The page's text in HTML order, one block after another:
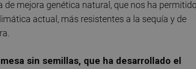
mejora genética natural, que nos ha
actual, más resistentes a la sequía y de
sin semillas, que ha desarrollado el